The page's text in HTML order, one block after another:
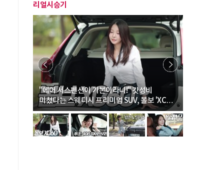
리얼시승기
"에어 서스펜션이 기본이라니!" 갓성비
미쳤다는 스웨디시 프리미엄 SUV, 볼보 'XC60
B5 울트라'